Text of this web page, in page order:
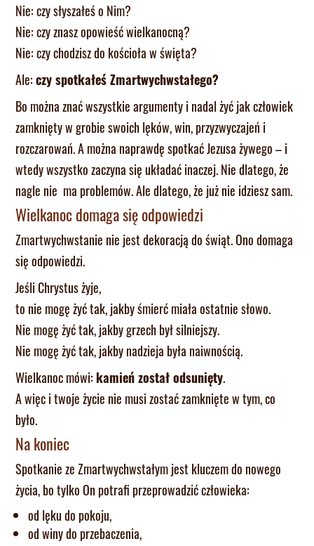
Nie: czy słyszałeś o Nim?
Nie: czy znasz opowieść wielkanocną?
Nie: czy chodzisz do kościoła w święta?
Ale:czy spotkałeś Zmartwychwstałego?
Bo można znać wszystkie argumenty i nadal żyć jak człowiek
zamknięty w grobie swoich lęków, win, przyzwyczajeń i
rozczarowań. A można naprawdę spotkać Jezusa żywego – i
wtedy wszystko zaczyna się układać inaczej. Nie dlatego, że
nagle nie ma problemów. Ale dlatego, że już nie idziesz sam.
Wielkanoc domaga się odpowiedzi
Zmartwychwstanie nie jest dekoracją do świąt. Ono domaga
się odpowiedzi.
Jeśli Chrystus żyje,
to nie mogę żyć tak, jakby śmierć miała ostatnie słowo.
Nie mogę żyć tak, jakby grzech był silniejszy.
Nie mogę żyć tak, jakby nadzieja była naiwnością.
Wielkanoc mówi: kamień został odsunięty.
A więc i twoje życie nie musi zostać zamknięte w tym, co
było.
Na koniec
Spotkanie ze Zmartwychwstałym jest kluczem do nowego
życia, bo tylko On potrafi przeprowadzić człowieka:
od lęku do pokoju,
od winy do przebaczenia,